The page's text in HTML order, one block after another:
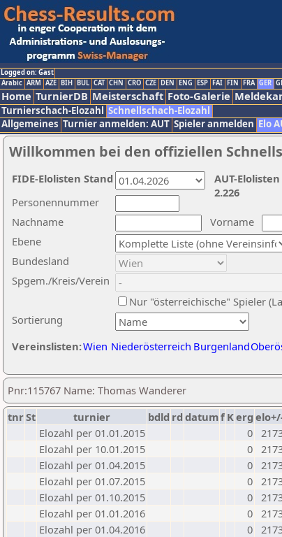
Logged on: Gast
Arabic ARM AZE BIH BUL CAT CHN CRO CZE DEN ENG ESP FAI FIN FRA GER
Home TurnierDB Meisterschaft Foto-Galerie
Turnierschach-Elozahl Schnellschach-Elozahl
Allgemeines Turnier anmelden: AUT Spieler anmelden Elo
Willkommen bei den offiziellen
Nachname
Vorname
Ebene
Sortierung
Personennummer
Bundesland
Spgem./Kreis/Verein
Nur "österreichische" Spieler
Vereinslisten:Wien Niederösterreich Burgenland
AUT-
2.226
FIDE-Elolisten Stand
Pnr:115767 Name: Thomas Wanderer
tnrSt turnier bdld rd datumf Kerg
Elozahl per 01.01.2015
0
Elozahl per 10.01.2015
0
Elozahl per 01.04.2015
0
Elozahl per 01.07.2015
0
Elozahl per 01.10.2015
0
Elozahl per 01.01.2016
0
Elozahl per 01.04.2016
0